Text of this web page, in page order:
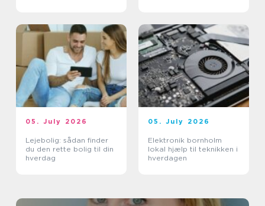
05. July 2026
Lejebolig: sådan finder
du den rette bolig til din
hverdag
05. July 2026
Elektronik bornholm
lokal hjælp til teknikken i
hverdagen